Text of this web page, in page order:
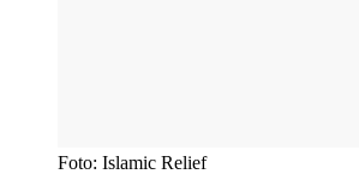
Foto: Islamic Relief